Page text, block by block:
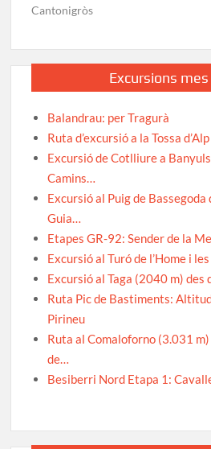
Cantonigròs
Excursions
Balandrau: per Tragurà
Ruta d’excursió a la Tossa
Excursió de Cotlliure a
Camins…
Excursió al Puig de Bassegoda
Guia…
Etapes GR-92: Sender de la
Excursió al Turó de l’Home i
Excursió al Taga (2040 m) des
Ruta Pic de Bastiments:
Pirineu
Ruta al Comaloforno (3.031
de…
Besiberri Nord Etapa 1: